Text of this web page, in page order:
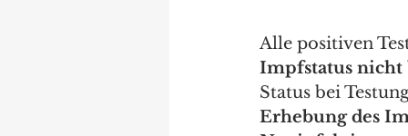
Alle positiven
Impfstatus nicht
Status bei
Erhebung des